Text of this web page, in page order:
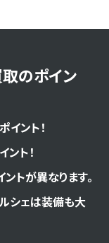
のポイン
ント！
ト！
トが異なります。
シェは装備も大